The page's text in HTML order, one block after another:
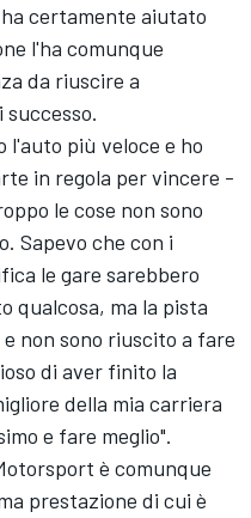
certamente aiutato
l'ha comunque
da riuscire a
l'auto più veloce e ho
in regola per vincere -
le cose non sono
Sapevo che con i
le gare sarebbero
qualcosa, ma la pista
non sono riuscito a fare
di aver finito la
della mia carriera
e fare meglio".
è comunque
prestazione di cui è